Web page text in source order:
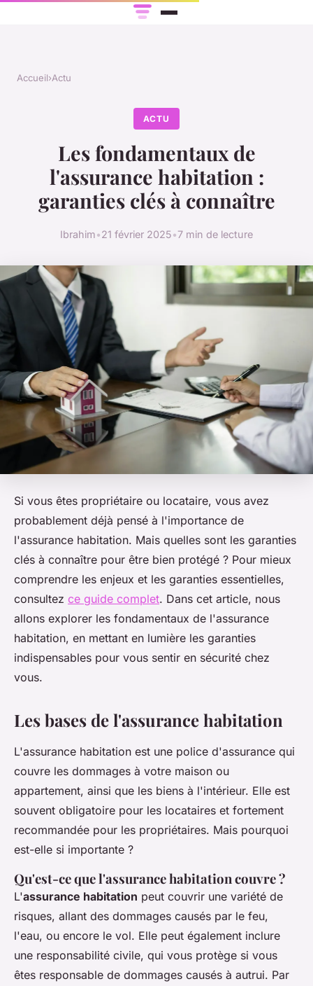
Accueil›Actu
ACTU
Les fondamentaux de
l'assurance habitation :
garanties clés à connaître
Ibrahim•21 février 2025•7 min de lecture
Si vous êtes propriétaire ou locataire, vous avez
probablement déjà pensé à l'importance de
l'assurance habitation. Mais quelles sont les garanties
clés à connaître pour être bien protégé ? Pour mieux
comprendre les enjeux et les garanties essentielles,
consultez ce guide complet. Dans cet article, nous
allons explorer les fondamentaux de l'assurance
habitation, en mettant en lumière les garanties
indispensables pour vous sentir en sécurité chez
vous.
Les bases de l'assurance habitation
L'assurance habitation est une police d'assurance qui
couvre les dommages à votre maison ou
appartement, ainsi que les biens à l'intérieur. Elle est
souvent obligatoire pour les locataires et fortement
recommandée pour les propriétaires. Mais pourquoi
est-elle si importante ?
Qu'est-ce que l'assurance habitation couvre ?
L'assurance habitation peut couvrir une variété de
risques, allant des dommages causés par le feu,
l'eau, ou encore le vol. Elle peut également inclure
une responsabilité civile, qui vous protège si vous
êtes responsable de dommages causés à autrui. Par